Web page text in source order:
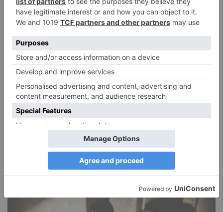
DIE BELIEBTESTEN ARTIKEL
Narzissmus in der Liebe
26